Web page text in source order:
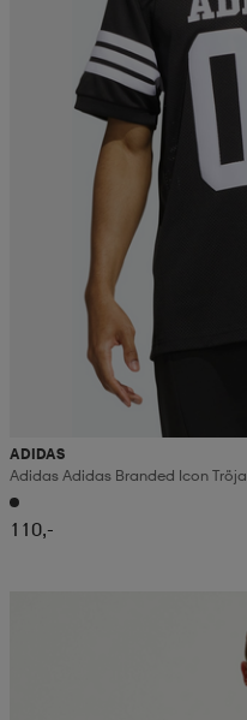
ADIDAS
Adidas Adidas Branded Icon Tröja
110,-